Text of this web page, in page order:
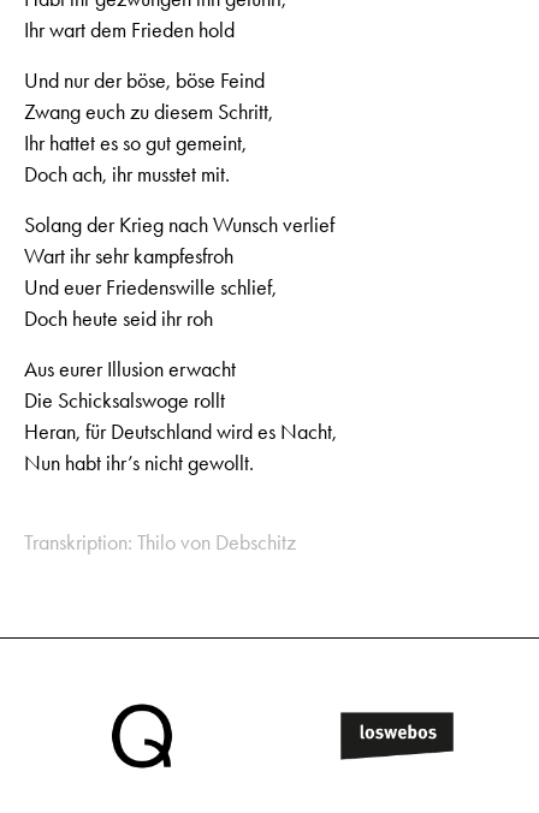
Ihr wart dem Frieden hold
Und nur der böse, böse Feind
Zwang euch zu diesem Schritt,
Ihr hattet es so gut gemeint,
Doch ach, ihr musstet mit.
Solang der Krieg nach Wunsch verlief
Wart ihr sehr kampfesfroh
Und euer Friedenswille schlief,
Doch heute seid ihr roh
Aus eurer Illusion erwacht
Die Schicksalswoge rollt
Heran, für Deutschland wird es Nacht,
Nun habt ihr’s nicht gewollt.
Transkription: Thilo von Debschitz